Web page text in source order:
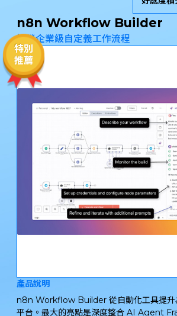
n8n Workflow Builder
解鎖企業級自定義工作流程
特別
推薦
產品說明
n8n Workflow Builder 從自動化工具提升
平台。最大的亮點是深度整合 AI Agent